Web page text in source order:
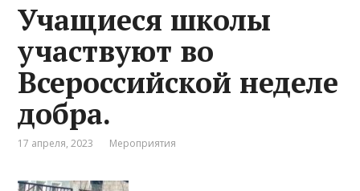
Учащиеся школы
участвуют во
Всероссийской неделе
добра.
17 апреля, 2023 Мероприятия